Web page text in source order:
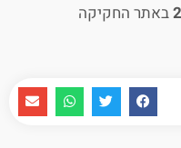
באתר החקיקה